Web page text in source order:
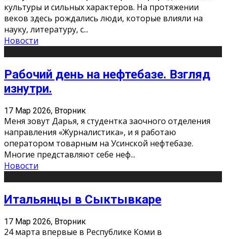
культуры и сильных характеров. На протяжении
веков здесь рождались люди, которые влияли на
науку, литературу, с...
Новости
Рабочий день на нефтебазе. Взгляд
изнутри.
17 Мар 2026, Вторник
Меня зовут Дарья, я студентка заочного отделения
направления «Журналистика», и я работаю
оператором товарным на Усинской нефтебазе.
Многие представляют себе неф...
Новости
Итальянцы в Сыктывкаре
17 Мар 2026, Вторник
24 марта впервые в Республике Коми в